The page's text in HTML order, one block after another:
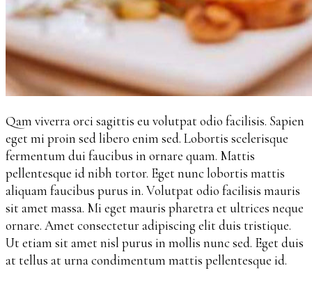
Qam viverra orci sagittis eu volutpat odio facilisis. Sapien
eget mi proin sed libero enim sed. Lobortis scelerisque
fermentum dui faucibus in ornare quam. Mattis
pellentesque id nibh tortor. Eget nunc lobortis mattis
aliquam faucibus purus in. Volutpat odio facilisis mauris
sit amet massa. Mi eget mauris pharetra et ultrices neque
ornare. Amet consectetur adipiscing elit duis tristique.
Ut etiam sit amet nisl purus in mollis nunc sed. Eget duis
at tellus at urna condimentum mattis pellentesque id.